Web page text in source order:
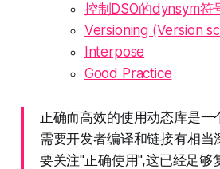
控制DSO的dynsym符
Versioning (Version
Interpose
Good Practice
正确而高效的使用动态库是一
需要开发者编译和链接有相当
要关注"正确使用",这已经足够